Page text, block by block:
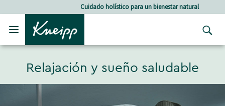
Cuidado holístico para un bienestar natural
Relajación y sueño saludable